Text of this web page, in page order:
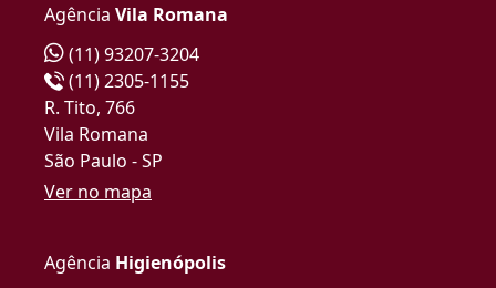
Agência Vila Romana
(11) 93207-3204
(11) 2305-1155
R. Tito, 766
Vila Romana
São Paulo - SP
Ver no mapa
Agência Higienópolis